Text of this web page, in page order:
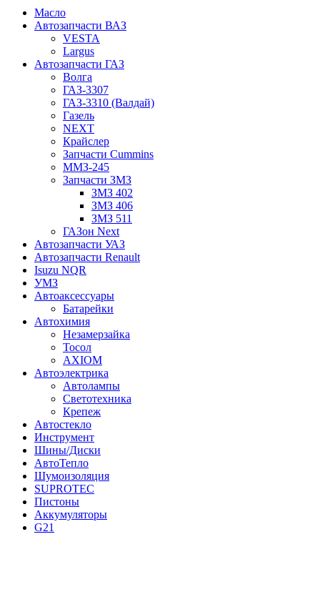
Масло
Автозапчасти ВАЗ
VESTA
Largus
Автозапчасти ГАЗ
Волга
ГАЗ-3307
ГАЗ-3310 (Валдай)
Газель
NEXT
Крайслер
Запчасти Cummins
ММЗ-245
Запчасти ЗМЗ
ЗМЗ 402
ЗМЗ 406
ЗМЗ 511
ГАЗон Next
Автозапчасти УАЗ
Автозапчасти Renault
Isuzu NQR
УМЗ
Автоаксессуары
Батарейки
Автохимия
Незамерзайка
Тосол
AXIOM
Автоэлектрика
Автолампы
Светотехника
Крепеж
Автостекло
Инструмент
Шины/Диски
АвтоТепло
Шумоизоляция
SUPROTEC
Пистоны
Аккумуляторы
G21